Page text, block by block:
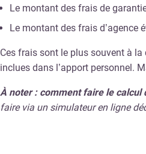
Le montant des frais de
Le montant des frais d’agence
Ces frais sont le plus souvent à la
inclues dans l’apport personnel.
À noter : comment faire le calcul
faire via un simulateur en ligne